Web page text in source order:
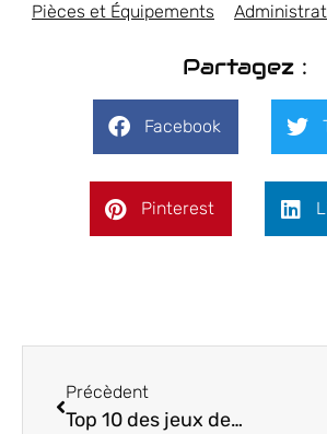
Pièces et Équipements
Partagez :
Facebook
Pinterest
Précèdent
Top 10 des jeux de course optimisés pour votre Pédalier Simracing SimRacingEvolution